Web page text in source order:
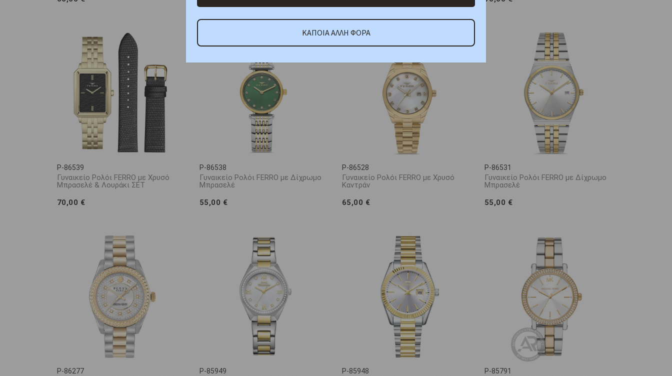
P-86539
Γυναικείο Ρολόι FERRO με Χρυσό
Μπρασελέ & Λουράκι ΣΕΤ
70,00 €
P-86538
Γυναικείο Ρολόι FERRO με Δίχρωμο
Μπρασελέ
55,00 €
P-86528
Γυναικείο Ρολόι FERRO με Χρυσό
Καντράν
65,00 €
P-86531
Γυναικείο Ρολόι FERRO με Δίχρωμο
Μπρασελέ
55,00 €
P-86277 P-85949 P-85948 P-85791
ΚΑΠΟΙΑ ΑΛΛΗ ΦΟΡΑ